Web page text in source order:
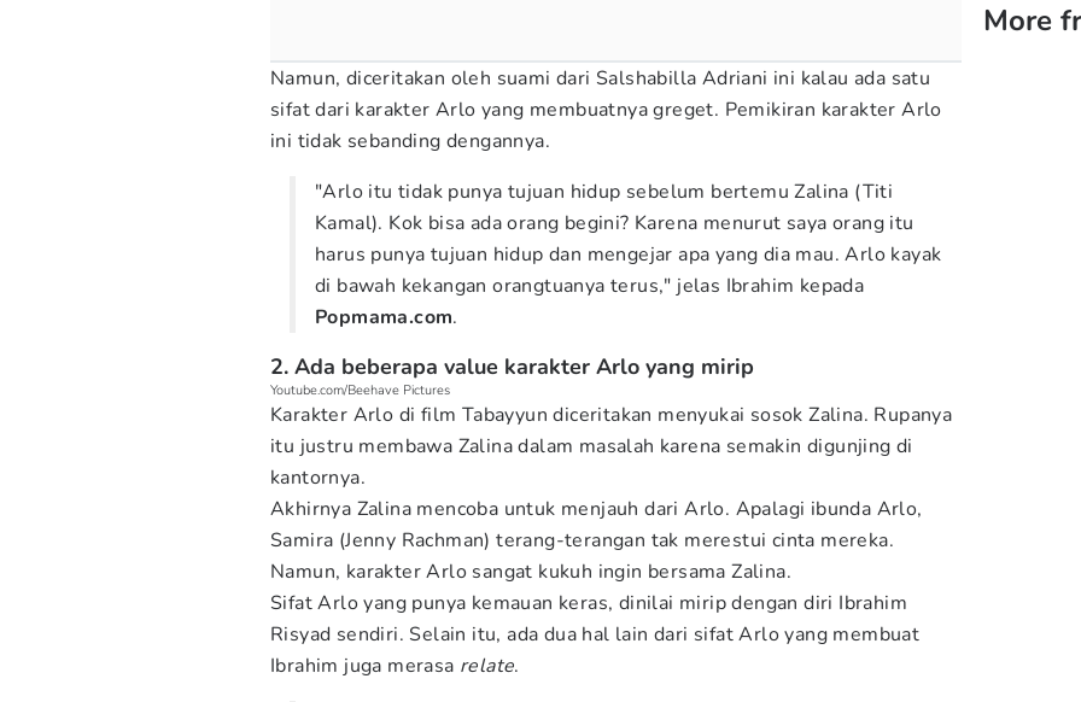
Namun, diceritakan oleh suami dari Salshabilla Adriani ini kalau ada satu
sifat dari karakter Arlo yang membuatnya greget. Pemikiran karakter Arlo
ini tidak sebanding dengannya.
"Arlo itu tidak punya tujuan hidup sebelum bertemu Zalina (Titi
Kamal). Kok bisa ada orang begini? Karena menurut saya orang itu
harus punya tujuan hidup dan mengejar apa yang dia mau. Arlo kayak
di bawah kekangan orangtuanya terus," jelas Ibrahim kepada
Popmama.com.
2. Ada beberapa value karakter Arlo yang mirip
Youtube.com/Beehave Pictures
Karakter Arlo di film Tabayyun diceritakan menyukai sosok Zalina. Rupanya
itu justru membawa Zalina dalam masalah karena semakin digunjing di
kantornya.
Akhirnya Zalina mencoba untuk menjauh dari Arlo. Apalagi ibunda Arlo,
Samira (Jenny Rachman) terang-terangan tak merestui cinta mereka.
Namun, karakter Arlo sangat kukuh ingin bersama Zalina.
Sifat Arlo yang punya kemauan keras, dinilai mirip dengan diri Ibrahim
Risyad sendiri. Selain itu, ada dua hal lain dari sifat Arlo yang membuat
Ibrahim juga merasa relate.
More